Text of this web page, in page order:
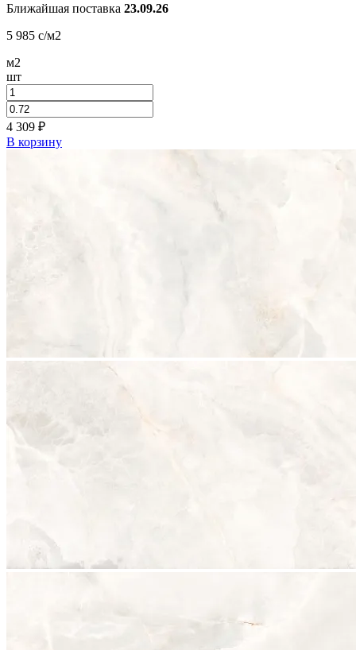
Ближайшая поставка 23.09.26
5 985 c/м2
м2
шт
4 309 ₽
В корзину